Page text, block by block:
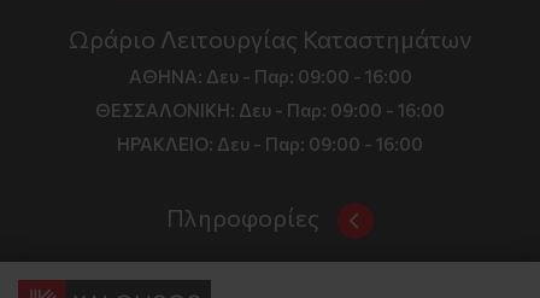
Ωράριο Λειτουργίας Καταστημάτων
ΑΘΗΝΑ: Δευ - Παρ: 09:00 - 16:00
ΘΕΣΣΑΛΟΝΙΚΗ: Δευ - Παρ: 09:00 - 16:00
ΗΡΑΚΛΕΙΟ: Δευ - Παρ: 09:00 - 16:00
Πληροφορίες
Όροι και Προϋποθέσεις
Επικοινωνία